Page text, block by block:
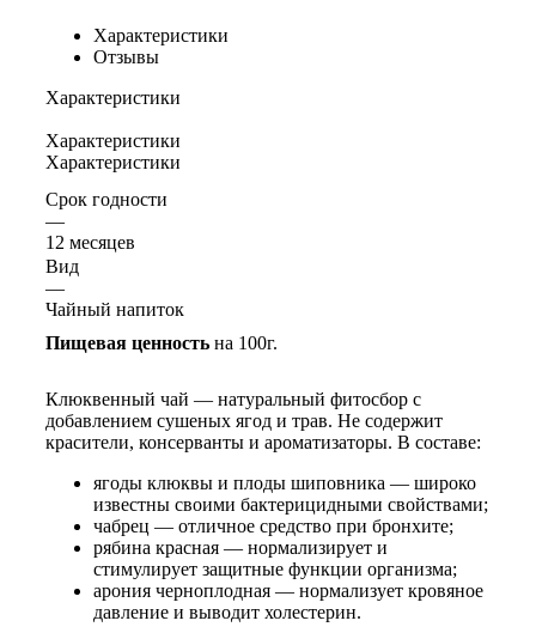
Характеристики
Отзывы
Характеристики
Характеристики
Характеристики
Срок годности
—
12 месяцев
Вид
—
Чайный напиток
Пищевая ценность на 100г.
Клюквенный чай — натуральный фитосбор с
добавлением сушеных ягод и трав. Не содержит
красители, консерванты и ароматизаторы. В составе:
ягоды клюквы и плоды шиповника — широко
известны своими бактерицидными свойствами;
чабрец — отличное средство при бронхите;
рябина красная — нормализирует и
стимулирует защитные функции организма;
арония черноплодная — нормализует кровяное
давление и выводит холестерин.